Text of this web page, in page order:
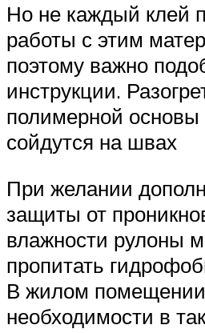
Но не каждый клей
работы с этим
поэтому важно
инструкции.
полимерной
сойдутся на швах
При желании
защиты от
влажности рулоны
пропитать
В жилом
необходимости в